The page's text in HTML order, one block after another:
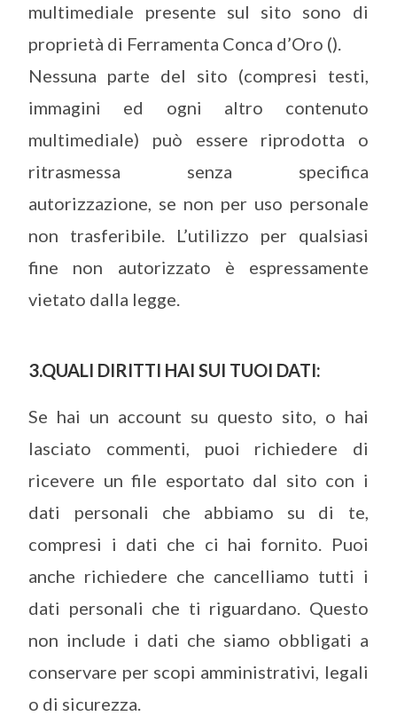
multimediale presente sul sito sono di
proprietà di Ferramenta Conca d’Oro ().
Nessuna parte del sito (compresi testi,
immagini ed ogni altro contenuto
multimediale) può essere riprodotta o
ritrasmessa senza specifica
autorizzazione, se non per uso personale
non trasferibile. L’utilizzo per qualsiasi
fine non autorizzato è espressamente
vietato dalla legge.
3.QUALI DIRITTI HAI SUI TUOI DATI:
Se hai un account su questo sito, o hai
lasciato commenti, puoi richiedere di
ricevere un file esportato dal sito con i
dati personali che abbiamo su di te,
compresi i dati che ci hai fornito. Puoi
anche richiedere che cancelliamo tutti i
dati personali che ti riguardano. Questo
non include i dati che siamo obbligati a
conservare per scopi amministrativi, legali
o di sicurezza.